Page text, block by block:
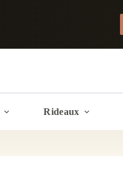
Rideaux